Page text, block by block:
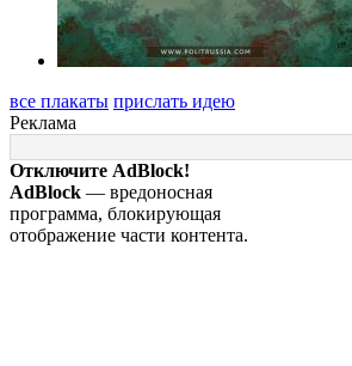
все плакаты прислать идею
Реклама
Отключите AdBlock!
AdBlock — вредоносная
программа, блокирующая
отображение части контента.